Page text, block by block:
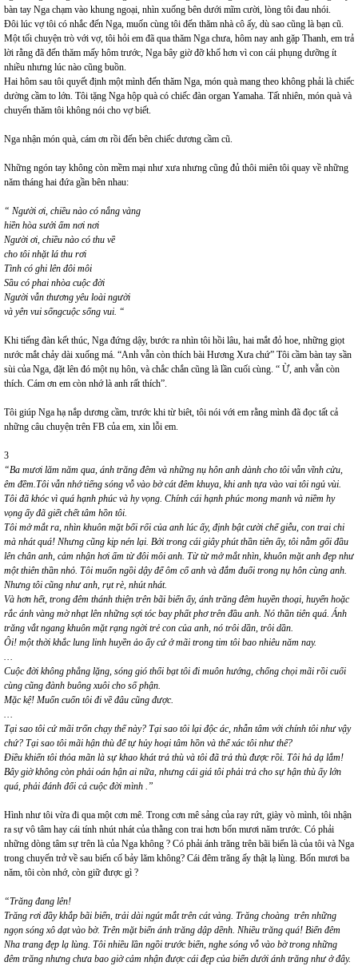
bàn tay Nga chạm vào khung ngoại, nhìn xuống bên dưới mĩm cười, lòng tôi đau nhói.
Đôi lúc vợ tôi có nhắc đến Nga, muốn cùng tôi đến thăm nhà cô ấy, dù sao cũng là bạn cũ.
Một tối chuyện trò với vợ, tôi hỏi em đã qua thăm Nga chưa, hôm nay anh gặp Thanh, em trả
lời rằng đã đến thăm mấy hôm trước, Nga bây giờ đỡ khổ hơn vì con cái phụng dưỡng ít
nhiều nhưng lúc nào cũng buồn.
Hai hôm sau tôi quyết định một mình đến thăm Nga, món quà mang theo không phải là chiếc
dường cầm to lớn. Tôi tặng Nga hộp quà có chiếc đàn organ Yamaha. Tất nhiên, món quà và
chuyến thăm tôi không nói cho vợ biết.
Nga nhận món quà, cám ơn rồi đến bên chiếc dương cầm cũ.
Những ngón tay không còn mềm mại như xưa nhưng cũng đủ thôi miên tôi quay về những
năm tháng hai đứa gần bên nhau:
“ Người ơi, chiều nào có nắng vàng
hiền hòa sưởi ấm nơi nơi
Người ơi, chiều nào có thu về
cho tôi nhặt lá thu rơi
Tình có ghi lên đôi môi
Sầu có phai nhòa cuộc đời
Người vẫn thương yêu loài người
và yên vui sốngcuộc sống vui. “
Khi tiếng đàn kết thúc, Nga đứng dậy, bước ra nhìn tôi hồi lâu, hai mắt đỏ hoe, những giọt
nước mắt chảy dài xuống má. “Anh vẫn còn thích bài Hương Xưa chứ” Tôi cầm bàn tay sần
sùi của Nga, đặt lên đó một nụ hôn, và chắc chắn cũng là lần cuối cùng. “ Ừ, anh vẫn còn
thích. Cám ơn em còn nhớ là anh rất thích”.
Tôi giúp Nga hạ nắp dương cầm, trước khi từ biêt, tôi nói với em rằng mình đã đọc tất cả
những câu chuyện trên FB của em, xin lỗi em.
3
“Ba mươi lăm năm qua, ánh trăng đêm và những nụ hôn anh dành cho tôi vẫn vĩnh cửu,
êm đềm.Tôi vẫn nhớ tiếng sóng vỗ vào bờ cát đêm khuya, khi anh tựa vào vai tôi ngủ vùi.
Tôi đã khóc vì quá hạnh phúc và hy vọng. Chính cái hạnh phúc mong manh và niềm hy
vọng ấy đã giết chết tâm hồn tôi.
Tôi mở mắt ra, nhìn khuôn mặt bối rối của anh lúc ấy, định bật cười chế giễu, con trai chi
mà nhát quá! Nhưng cũng kịp nén lại. Bởi trong cái giây phút thần tiên ấy, tôi nằm gối đầu
lên chân anh, cảm nhận hơi ấm từ đôi môi anh. Từ từ mở mắt nhìn, khuôn mặt anh đẹp như
một thiên thần nhỏ. Tôi muốn ngồi dậy để ôm cổ anh và đắm đuối trong nụ hôn cùng anh.
Nhưng tôi cũng như anh, rụt rè, nhút nhát.
Và hơn hết, trong đêm thánh thiện trên bãi biển ấy, ánh trăng đêm huyền thoại, huyển hoặc
rắc ánh vàng mờ nhạt lên những sợi tóc bay phất phơ trên đầu anh. Nó thần tiên quá. Ánh
trăng vắt ngang khuôn mặt rạng ngời trẻ con của anh, nó trôi dần, trôi dần.
Ôi! một thời khắc lung linh huyền ảo ấy cứ ở mãi trong tim tôi bao nhiêu năm nay.
Cuộc đời không phẳng lặng, sóng gió thổi bạt tôi đi muôn hướng, chống chọi mãi rồi cuối
cùng cũng đành buông xuôi cho số phận.
Mặc kệ! Muốn cuốn tôi đi về đâu cũng được.
Tại sao tôi cứ mãi trốn chạy thế này? Tại sao tôi lại độc ác, nhẫn tâm với chính tôi như vậy
chứ? Tại sao tôi mãi hận thù để tự hủy hoại tâm hồn và thể xác tôi như thế?
Điều khiến tôi thỏa mãn là sự khao khát trả thù và tôi đã trả thù được rồi. Tôi hả dạ lắm!
Bây giờ không còn phải oán hận ai nữa, nhưng cái giá tôi phải trả cho sự hận thù ấy lớn
quá, phải đánh đổi cả cuộc đời mình .”
Hình như tôi vừa đi qua một cơn mê. Trong cơn mê sảng của ray rứt, giày vò mình, tôi nhận
ra sự vô tâm hay cái tính nhút nhát của thằng con trai hơn bốn mươi năm trước. Có phải
những dòng tâm sự trên là của Nga không ? Có phải ánh trăng trên bãi biển là của tôi và Nga
trong chuyến trở về sau biến cố bảy lăm không? Cái đêm trăng ấy thật lạ lùng. Bốn mươi ba
năm, tôi còn nhớ, còn giữ được gì ?
“Trăng đang lên!
Trăng rơi đầy khắp bãi biển, trải dài ngút mắt trên cát vàng. Trăng choàng trên những
ngọn sóng xô dạt vào bờ. Trên mặt biển ánh trăng dập dềnh. Nhiều trăng quá! Biển đêm
Nha trang đẹp lạ lùng. Tôi nhiều lần ngồi trước biển, nghe sóng vỗ vào bờ trong những
đêm trăng nhưng chưa bao giờ cảm nhận được cái đẹp của biển dưới ánh trăng như ở đây.